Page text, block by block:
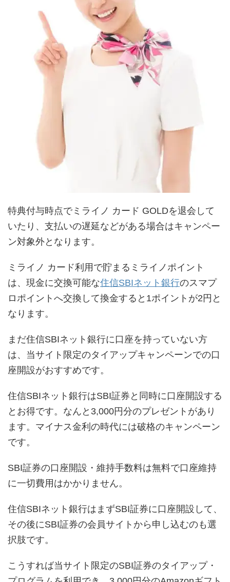
特典付与時点でミライノ カード GOLDを退会して
いたり、支払いの遅延などがある場合はキャンペー
ン対象外となります。
ミライノ カード利用で貯まるミライノポイント
は、現金に交換可能な住信SBIネット銀行のスマプ
ロポイントへ交換して換金すると1ポイントが2円と
なります。
まだ住信SBIネット銀行に口座を持っていない方
は、当サイト限定のタイアップキャンペーンでの口
座開設がおすすめです。
住信SBIネット銀行はSBI証券と同時に口座開設する
とお得です。なんと3,000円分のプレゼントがあり
ます。マイナス金利の時代には破格のキャンペーン
です。
SBI証券の口座開設・維持手数料は無料で口座維持
に一切費用はかかりません。
住信SBIネット銀行はまずSBI証券に口座開設して、
その後にSBI証券の会員サイトから申し込むのも選
択肢です。
こうすれば当サイト限定のSBI証券のタイアップ・